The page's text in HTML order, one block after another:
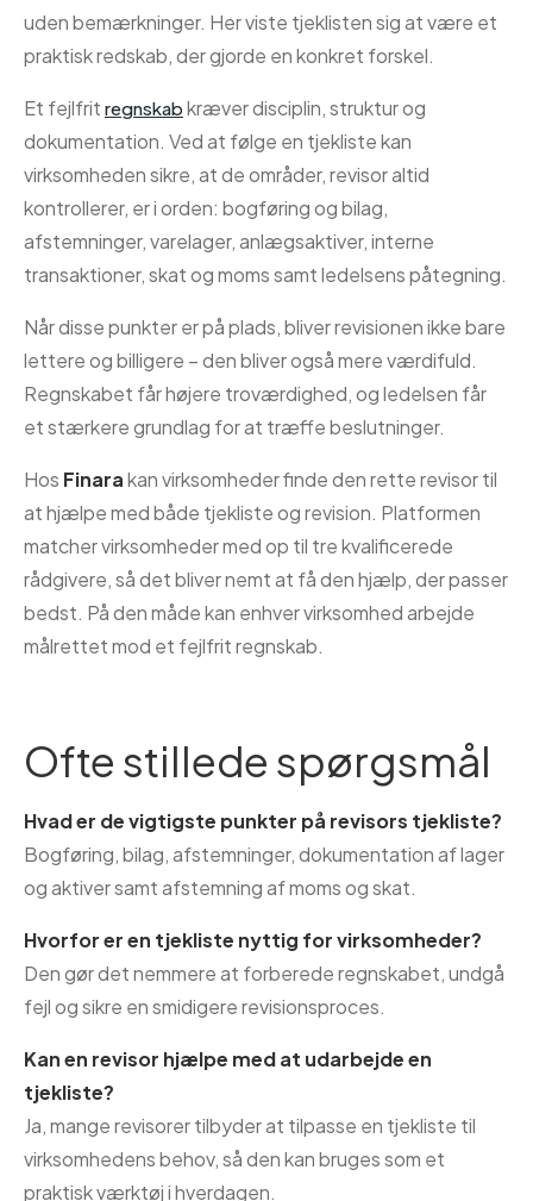
uden bemærkninger. Her viste tjeklisten sig at være et
praktisk redskab, der gjorde en konkret forskel.
Et fejlfrit regnskab kræver disciplin, struktur og
dokumentation. Ved at følge en tjekliste kan
virksomheden sikre, at de områder, revisor altid
kontrollerer, er i orden: bogføring og bilag,
afstemninger, varelager, anlægsaktiver, interne
transaktioner, skat og moms samt ledelsens påtegning.
Når disse punkter er på plads, bliver revisionen ikke bare
lettere og billigere – den bliver også mere værdifuld.
Regnskabet får højere troværdighed, og ledelsen får
et stærkere grundlag for at træffe beslutninger.
Hos Finarakan virksomheder finde den rette revisor til
at hjælpe med både tjekliste og revision. Platformen
matcher virksomheder med op til tre kvalificerede
rådgivere, så det bliver nemt at få den hjælp, der passer
bedst. På den måde kan enhver virksomhed arbejde
målrettet mod et fejlfrit regnskab.
Ofte stillede spørgsmål
Hvad er de vigtigste punkter på revisors tjekliste?
Bogføring, bilag, afstemninger, dokumentation af lager
og aktiver samt afstemning af moms og skat.
Hvorfor er en tjekliste nyttig for virksomheder?
Den gør det nemmere at forberede regnskabet, undgå
fejl og sikre en smidigere revisionsproces.
Kan en revisor hjælpe med at udarbejde en
tjekliste?
Ja, mange revisorer tilbyder at tilpasse en tjekliste til
virksomhedens behov, så den kan bruges som et
praktisk værktøj i hverdagen.